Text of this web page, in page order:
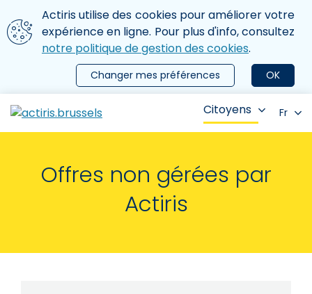
Aller au contenu principal
Nous utilisons des cookies
Actiris utilise des cookies pour améliorer votre
expérience en ligne. Pour plus d'info, consultez
notre politique de gestion des cookies.
OK
Changer mes préférences
le menu
Citoyens Fr
Offres non gérées par
Actiris